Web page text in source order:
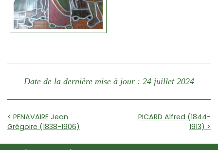
Date de la dernière mise à jour : 24 juillet 2024
< PENAVAIRE Jean
Grégoire (1838-1906)
PICARD Alfred (1844-
1913) >